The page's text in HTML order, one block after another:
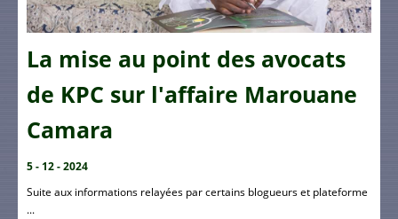
La mise au point des avocats
de KPC sur l'affaire Marouane
Camara
5 - 12 - 2024
Suite aux informations relayées par certains blogueurs et plateforme
...